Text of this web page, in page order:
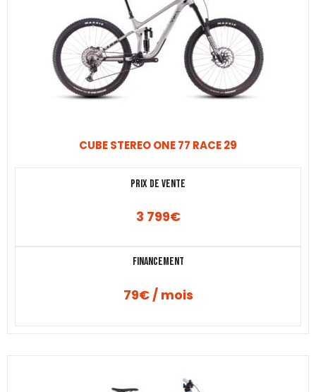
CUBE STEREO ONE 77 RACE 29
Prix de vente
3 799€
Financement
79€ / mois